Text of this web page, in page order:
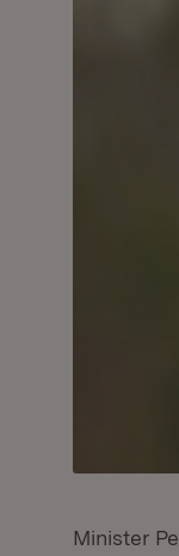
Minister